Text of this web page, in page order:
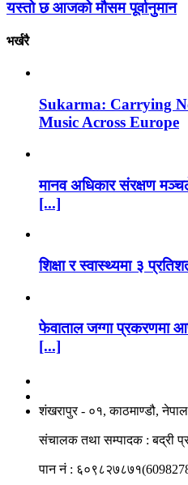
यस्तो छ आजको मौसम पूर्वानुमान
भर्खरै
Sukarma: Carrying
Music Across Europe
मानव अधिकार संरक्षण
[...]
शिक्षा र स्वास्थ्यमा ३
फेवाताल जग्गा प्रकरणमा
[...]
शंखरापुर - ०१, काठमाण्डौ, नेपाल
संचालक तथा सम्पादक : बद्री
पान नं :